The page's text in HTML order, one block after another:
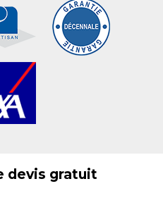
devis gratuit